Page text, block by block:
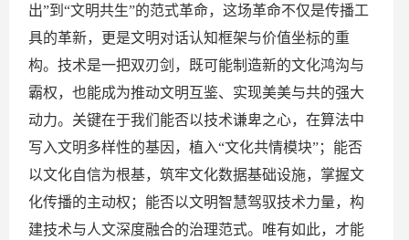
出”到“文明共生”的范式革命，这场革命不仅是传播工
具的革新，更是文明对话认知框架与价值坐标的重
构。技术是一把双刃剑，既可能制造新的文化鸿沟与
霸权，也能成为推动文明互鉴、实现美美与共的强大
动力。关键在于我们能否以技术谦卑之心，在算法中
写入文明多样性的基因，植入“文化共情模块”；能否
以文化自信为根基，筑牢文化数据基础设施，掌握文
化传播的主动权；能否以文明智慧驾驭技术力量，构
建技术与人文深度融合的治理范式。唯有如此，才能